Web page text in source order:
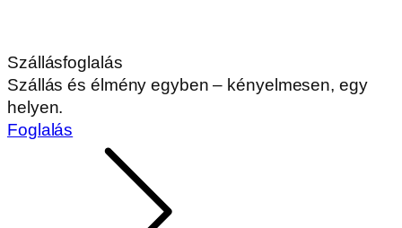
Szállásfoglalás
Szállás és élmény egyben – kényelmesen, egy
helyen.
Foglalás